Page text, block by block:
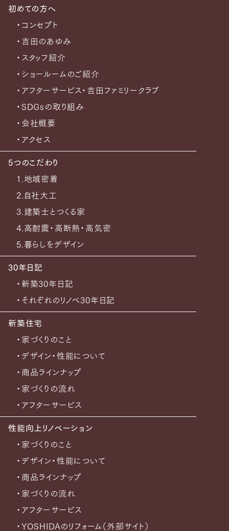
初めての方へ
・コンセプト
・吉田のあゆみ
・スタッフ紹介
・ショールームのご紹介
・アフターサービス・吉田ファミリークラブ
・SDGsの取り組み
・会社概要
・アクセス
5つのこだわり
1.地域密着
2.自社大工
3.建築士とつくる家
4.高耐震・高断熱・高気密
5.暮らしをデザイン
30年日記
・新築30年日記
・それぞれのリノベ30年日記
新築住宅
・家づくりのこと
・デザイン・性能について
・商品ラインナップ
・家づくりの流れ
・アフターサービス
性能向上リノベーション
・家づくりのこと
・デザイン・性能について
・商品ラインナップ
・家づくりの流れ
・アフターサービス
・YOSHIDAのリフォーム（外部サイト）